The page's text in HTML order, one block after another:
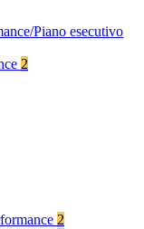
Piano esecutivo
2
2